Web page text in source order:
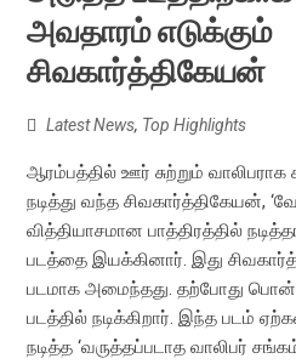
அவதாரம் எடுக்கும்
சிவகார்த்திகேயன்
Latest News, Top Highlights
ஆரம்பத்தில் ஊர் சுற்றும்
நடித்து வந்த சிவகார்த்திகேயன்,
வித்தியாசமான பாத்திரத்தில்
படத்தை இயக்கினார். இது
படமாக அமைந்தது. தற்போது
படத்தில் நடிக்கிறார். இந்த படம்
நடித்த ‘வருத்தப்படாத வாலிபர்